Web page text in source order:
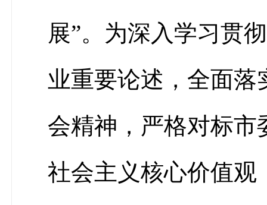
展”。为深入学习贯
业重要论述，全面
会精神，严格对标市
社会主义核心价值观